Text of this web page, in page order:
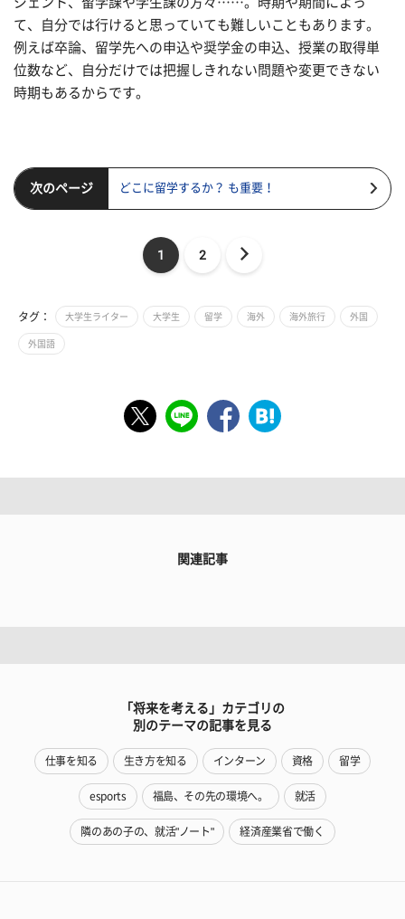
て、自分では行けると思っていても難しいこともあります。
例えば卒論、留学先への申込や奨学金の申込、授業の取得単
位数など、自分だけでは把握しきれない問題や変更できない
時期もあるからです。
次のページ どこに留学するか？ も重要！
1 2
タグ： 大学生ライター 大学生 留学 海外 海外旅行 外国
外国語
関連記事
「将来を考える」カテゴリの
別のテーマの記事を見る
仕事を知る 生き方を知る インターン 資格 留学
esports 福島、その先の環境へ。 就活
隣のあの子の、就活"ノート" 経済産業省で働く